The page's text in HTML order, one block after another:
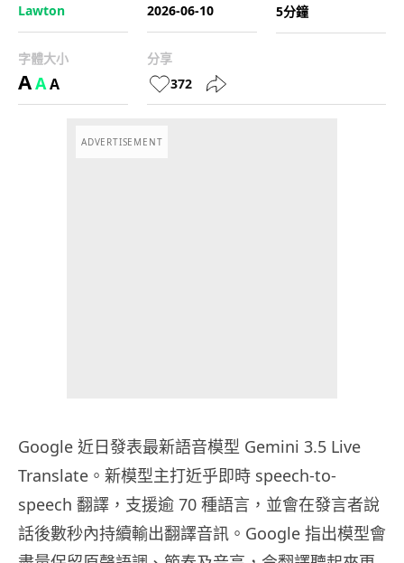
Lawton
2026-06-10
5分鐘
字體大小
AAA
分享
372
ADVERTISEMENT
Google 近日發表最新語音模型 Gemini 3.5 Live
Translate。新模型主打近乎即時 speech-to-
speech 翻譯，支援逾 70 種語言，並會在發言者說
話後數秒內持續輸出翻譯音訊。Google 指出模型會